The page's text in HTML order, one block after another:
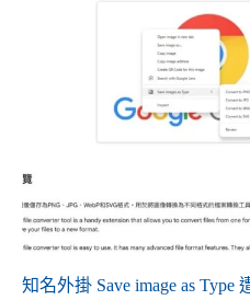
知名外掛 Save image as Type